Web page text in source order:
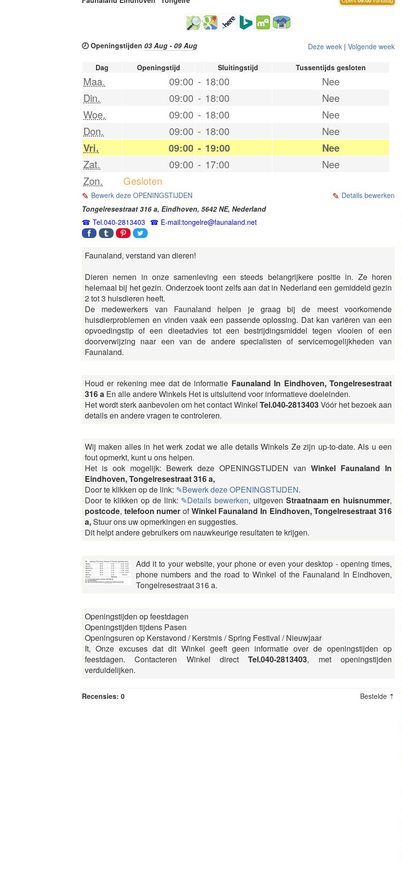
🕗 Openingstijden 03 Aug - 09 Aug Deze week | Volgende week
Dag Openingstijd Sluitingstijd Tussentijds gesloten
Maa. 09:00 - 18:00
Nee
Din.
09:00 - 18:00
Nee
Woe.
09:00 - 18:00
Nee
Don.
09:00 - 18:00
Nee
Vri.
09:00 - 19:00
Nee
Zat.
09:00 - 17:00
Nee
Zon.
Gesloten
Bewerk deze OPENINGSTIJDEN
Details bewerken
Tongelresestraat 316 a, Eindhoven, 5642 NE, Nederland
Tel.040-2813403
E-mail:tongelre@faunaland.net
Faunaland, verstand van dieren!
Dieren nemen in onze samenleving een steeds belangrijkere positie in. Ze horen
helemaal bij het gezin. Onderzoek toont zelfs aan dat in Nederland een gemiddeld gezin
2 tot 3 huisdieren heeft.
De medewerkers van Faunaland helpen je graag bij de meest voorkomende
huisdierproblemen en vinden vaak een passende oplossing. Dat kan variëren van een
opvoedingstip of een dieetadvies tot een bestrijdingsmiddel tegen vlooien of een
doorverwijzing naar een van de andere specialisten of servicemogelijkheden van
Faunaland.
Houd er rekening mee dat de informatie Faunaland In Eindhoven, Tongelresestraat
316 a En alle andere Winkels Het is uitsluitend voor informatieve doeleinden.
Het wordt sterk aanbevolen om het contact Winkel Tel.040-2813403Vóór het bezoek aan
details en andere vragen te controleren.
Wij maken alles in het werk zodat we alle details Winkels Ze zijn up-to-date. Als u een
fout opmerkt, kunt u ons helpen.
Het is ook mogelijk: Bewerk deze OPENINGSTIJDEN van Winkel Faunaland In
Eindhoven, Tongelresestraat 316 a,
Door te klikken op de link: ✎Bewerk deze OPENINGSTIJDEN.
Door te klikken op de link: ✎Details bewerken, uitgeven Straatnaam en huisnummer,
postcode, telefoon numer ofWinkel Faunaland In Eindhoven, Tongelresestraat 316
a,Stuur ons uw opmerkingen en suggesties.
Dit helpt andere gebruikers om nauwkeurige resultaten te krijgen.
Add it to your website, your phone or even your desktop - opening times,
phone numbers and the road to Winkel of the Faunaland In Eindhoven,
Tongelresestraat 316 a.
Openingstijden op feestdagen
Openingstijden tijdens Pasen
Openingsuren op Kerstavond / Kerstmis / Spring Festival / Nieuwjaar
It, Onze excuses dat dit Winkel geeft geen informatie over de openingstijden op
feestdagen. Contacteren Winkel directTel.040-2813403, met openingstijden
verduidelijken.
Recensies: 0 Bestelde ⇡